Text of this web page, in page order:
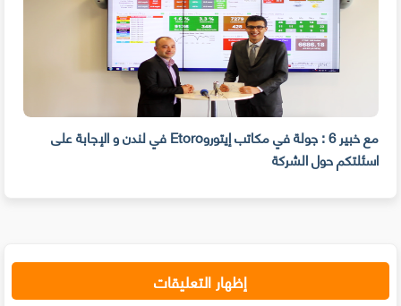
مع خبير 6 : جولة في مكاتب إيتوروEtoro في لندن و الإجابة على
اسئلتكم حول الشركة
إظهار التعليقات